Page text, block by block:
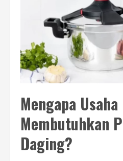
Mengapa
Membutuhkan
Daging?